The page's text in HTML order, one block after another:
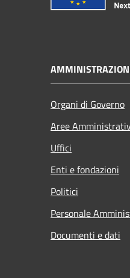
Organi di Governo
Aree
Uffici
Enti e fondazioni
Politici
Personale
Documenti e dati